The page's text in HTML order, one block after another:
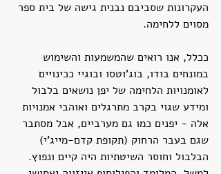
העקרונות שסביבם נבנית גישה של בית ספר
מסוים ללחימה.
ככלל, אנו רואים שהמשמעות והשימוש
במונחים בודו, בוג'וטסו ובוגיי ככינויים
לאומנויות הלחימה של יפן נושאים בלבול
ומידע שגוי בקרב מתרגלים ואוהבי אמנויות
אלה - יפנים כמו גם מערביים, אבל מסתבר
שגם בעבר הרחוק (תקופת קדם-מייג'י)
הבלבול וחוסר השיטתיות היה קיים ונפוץ.